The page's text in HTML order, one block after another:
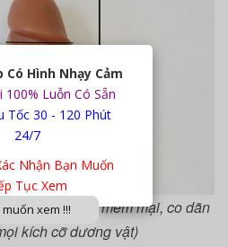
làm từ silicon mềm mại, co dãn
kích cỡ dương vật)
Hình Nhạy Cảm
100% Luỗn Có Sẵn
Tốc 30 - 120 Phút
24/7
Nhận Bạn Muốn
Tục Xem
muốn xem !!!